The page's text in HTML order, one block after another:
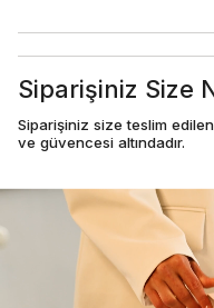
Siparişiniz Size
Siparişiniz size teslim
ve güvencesi altındadır.